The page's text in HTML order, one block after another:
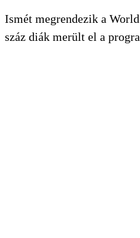
Ismét megrendezik a
száz diák merült el a